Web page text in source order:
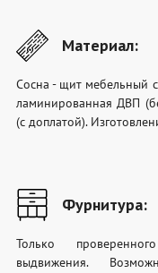
Материал:
Сосна - щит мебельный
ламинированная ДВП
(с доплатой).
Фурнитура:
Только
выдвижения.